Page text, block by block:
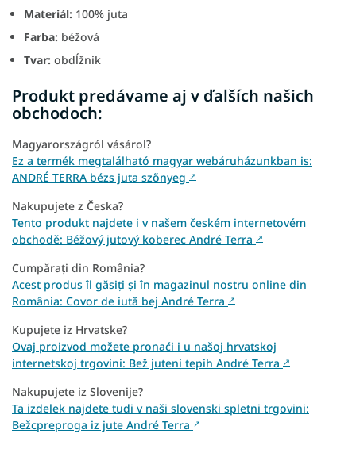
Materiál: 100% juta
Farba: béžová
Tvar: obdĺžnik
Produkt predávame aj v ďalších našich
obchodoch:
Magyarországról vásárol?
Ez a termék megtalálható magyar webáruházunkban is:
ANDRÉ TERRA bézs juta szőnyeg ↗
Nakupujete z Česka?
Tento produkt najdete i v našem českém internetovém
obchodě: Béžový jutový koberec André Terra ↗
Cumpărați din România?
Acest produs îl găsiți și în magazinul nostru online din
România: Covor de iută bej André Terra ↗
Kupujete iz Hrvatske?
Ovaj proizvod možete pronaći i u našoj hrvatskoj
internetskoj trgovini: Bež juteni tepih André Terra ↗
Nakupujete iz Slovenije?
Ta izdelek najdete tudi v naši slovenski spletni trgovini:
Bežcpreproga iz jute André Terra ↗